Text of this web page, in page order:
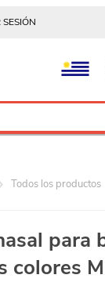
Todos los productos
para
colores